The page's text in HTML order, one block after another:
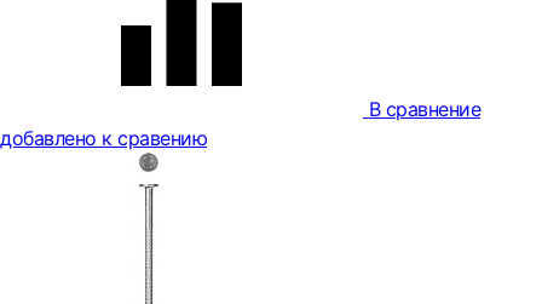
В сравнение
добавлено к сравению